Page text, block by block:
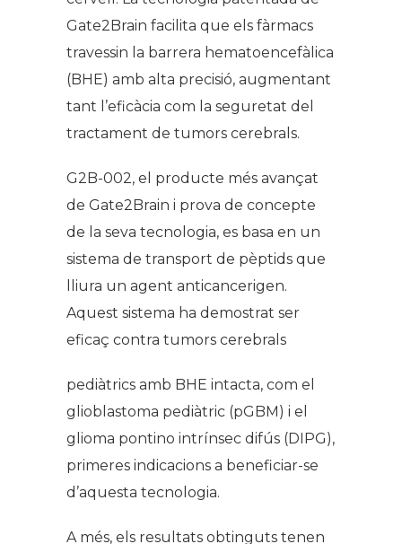
Gate2Brain facilita que els fàrmacs
travessin la barrera hematoencefàlica
(BHE) amb alta precisió, augmentant
tant l’eficàcia com la seguretat del
tractament de tumors cerebrals.
G2B-002, el producte més avançat
de Gate2Brain i prova de concepte
de la seva tecnologia, es basa en un
sistema de transport de pèptids que
lliura un agent anticancerigen.
Aquest sistema ha demostrat ser
eficaç contra tumors cerebrals
pediàtrics amb BHE intacta, com el
glioblastoma pediàtric (pGBM) i el
glioma pontino intrínsec difús (DIPG),
primeres indicacions a beneficiar-se
d’aquesta tecnologia.
A més, els resultats obtinguts tenen